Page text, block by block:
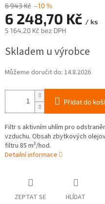
6 943 Kč –10 %
6 248,70 Kč / ks
5 164,20 Kč bez DPH
cena:
Skladem u výrobce
Můžeme doručit do: 14.8.2026
Přidat do
Filtr s aktivním uhlím pro
vzduchu. Obsah zbytkových
filtru 85 m3/hod.
Detailní informace
ZEPTAT SE HLÍDAT